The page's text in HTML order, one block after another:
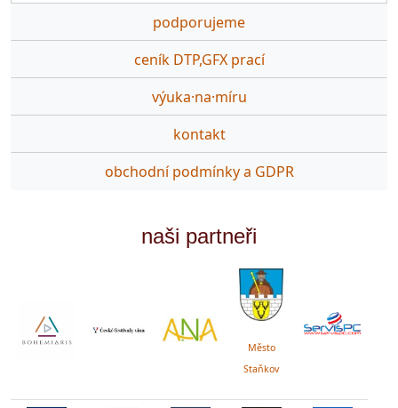
podporujeme
ceník DTP,GFX prací
výuka·na·míru
kontakt
obchodní podmínky a GDPR
naši partneři
Město
Staňkov